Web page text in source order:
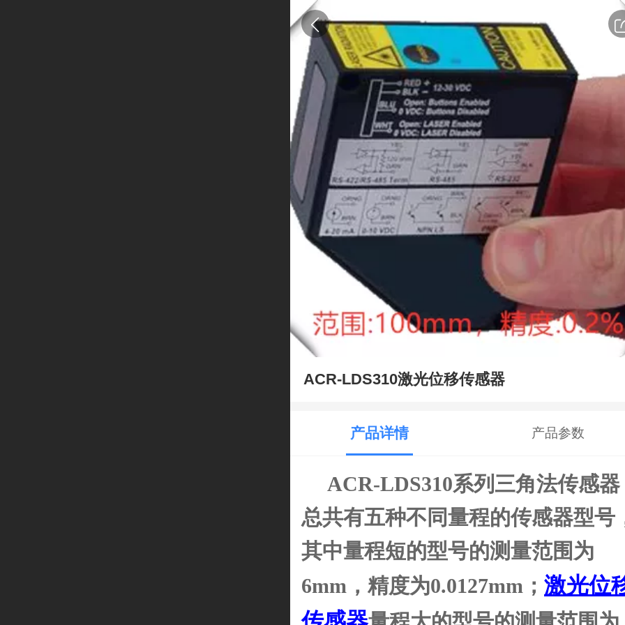
ACR-LDS310激光位移传感器
产品详情 产品参数
ACR-LDS310系列三角法传感器
总共有五种不同量程的传感器型号
其中量程短的型号的测量范围为
6mm，精度为0.0127mm； 激光位